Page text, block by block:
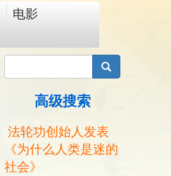
电影
搜索
高级搜索
法轮功创始人发表
《为什么人类是迷的
社会》